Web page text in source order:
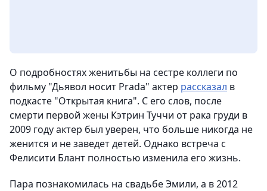
О подробностях женитьбы на сестре коллеги по
фильму "Дьявол носит Prada" актер рассказал в
подкасте "Открытая книга". С его слов, после
смерти первой жены Кэтрин Туччи от рака груди в
2009 году актер был уверен, что больше никогда не
женится и не заведет детей. Однако встреча с
Фелисити Блант полностью изменила его жизнь.
Пара познакомилась на свадьбе Эмили, а в 2012